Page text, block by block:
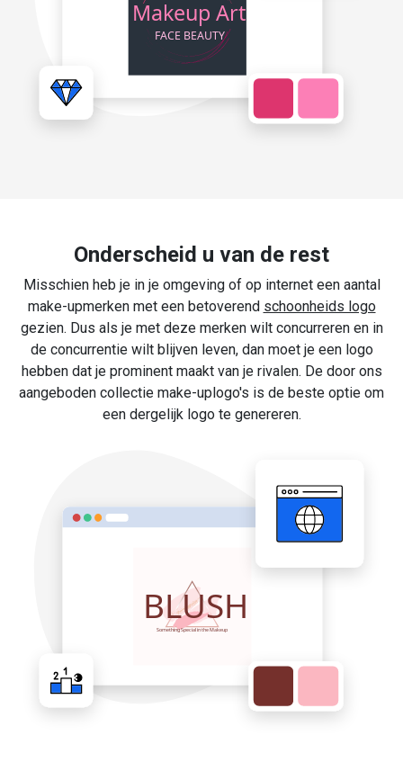
Onderscheid u van de rest
Misschien heb je in je omgeving of op internet een aantal
make-upmerken met een betoverend schoonheids logo
gezien. Dus als je met deze merken wilt concurreren en in
de concurrentie wilt blijven leven, dan moet je een logo
hebben dat je prominent maakt van je rivalen. De door ons
aangeboden collectie make-uplogo's is de beste optie om
een dergelijk logo te genereren.